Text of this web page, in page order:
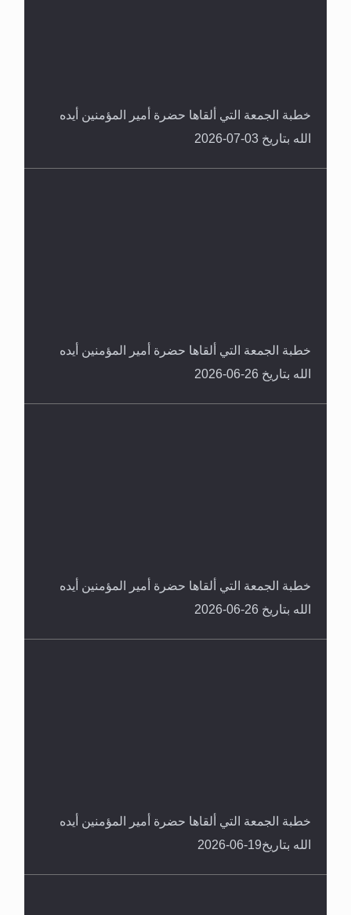
خطبة الجمعة التي ألقاها حضرة أمير المؤمنين أيده
الله بتاريخ 03-07-2026
خطبة الجمعة التي ألقاها حضرة أمير المؤمنين أيده
الله بتاريخ 26-06-2026
خطبة الجمعة التي ألقاها حضرة أمير المؤمنين أيده
الله بتاريخ 26-06-2026
خطبة الجمعة التي ألقاها حضرة أمير المؤمنين أيده
الله بتاريخ19-06-2026